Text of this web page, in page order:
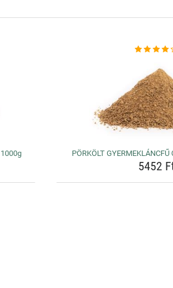
1000g PÖRKÖLT GYERMEKLÁNCFŰ
5452